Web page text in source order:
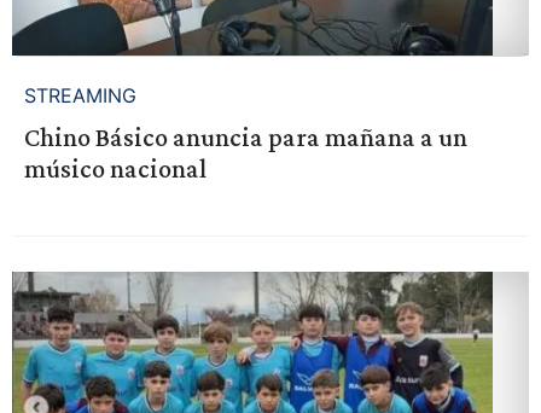
STREAMING
Chino Básico anuncia para mañana a un
músico nacional